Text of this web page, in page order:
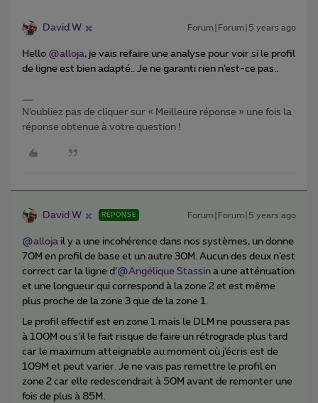
David W Forum|Forum|5 years ago
Hello @alloja, je vais refaire une analyse pour voir si le profil
de ligne est bien adapté.. Je ne garanti rien n’est-ce pas..
N’oubliez pas de cliquer sur « Meilleure réponse » une fois la
réponse obtenue à votre question !
David W RÉPONSE Forum|Forum|5 years ago
@alloja il y a une incohérence dans nos systèmes, un donne
70M en profil de base et un autre 30M. Aucun des deux n’est
correct car la ligne d’@Angélique Stassin a une atténuation
et une longueur qui correspond à la zone 2 et est même
plus proche de la zone 3 que de la zone 1.
Le profil effectif est en zone 1 mais le DLM ne poussera pas
à 100M ou s’il le fait risque de faire un rétrograde plus tard
car le maximum atteignable au moment où j’écris est de
109M et peut varier. Je ne vais pas remettre le profil en
zone 2 car elle redescendrait à 50M avant de remonter une
fois de plus à 85M.